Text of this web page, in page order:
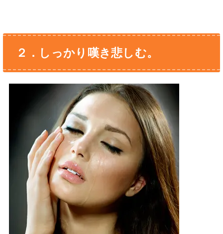
２．しっかり嘆き悲しむ。